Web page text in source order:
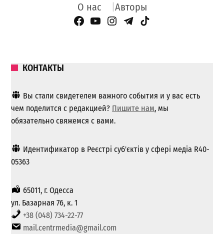
О нас Авторы
Facebook Page
YouTube
Instagram
Telegram
TikTok
КОНТАКТЫ
Вы стали свидетелем важного события и у вас есть
чем поделится с редакцией? Пишите нам, мы
обязательно свяжемся с вами.
Идентификатор в Реєстрі суб'єктів у сфері медіа R40-
05363
65011, г. Одесса
ул. Базарная 76, к. 1
+38 (048) 734-22-77
mail.centrmedia@gmail.com